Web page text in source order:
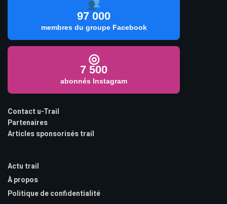
97 000
membres du groupe Facebook
◎
7 500
abonnés Instagram
Contact u-Trail
Partenaires
Articles sponsorisés trail
Actu trail
À propos
Politique de confidentialité